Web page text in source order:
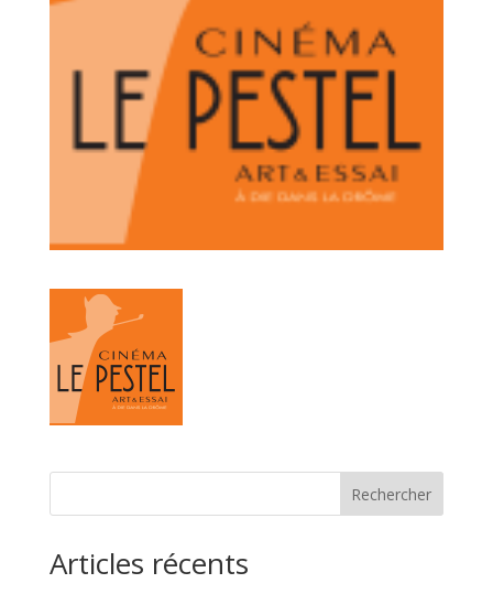
Rechercher
Articles récents